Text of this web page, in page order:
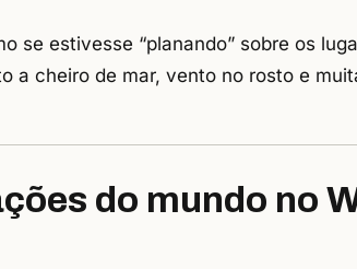
se estivesse “planando” sobre os
a cheiro de mar, vento no rosto e
do mundo no